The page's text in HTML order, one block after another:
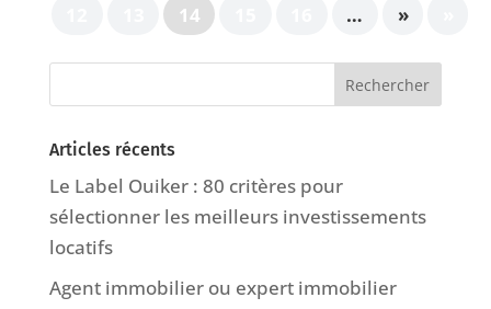
14 … »
Articles récents
Le Label Ouiker : 80 critères pour
sélectionner les meilleurs investissements
locatifs
Agent immobilier ou expert immobilier